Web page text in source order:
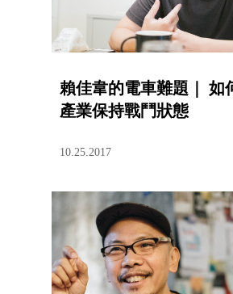
賴佳韋的電車難題｜ 如
產業保持戰鬥狀態
10.25.2017